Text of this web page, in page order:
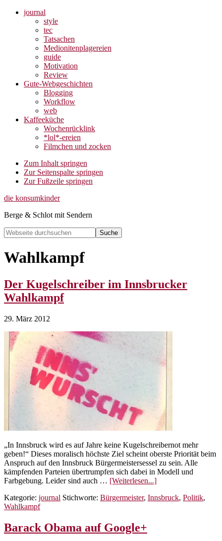
journal
style
tec
Tatsachen
Medionitenplagereien
guide
Motivation
Review
Gute-Webgeschichten
Blogging
Workflow
web
Kaffeeküche
Wochenrücklink
*lol*-ereien
Filmchen und zocken
Zum Inhalt springen
Zur Seitenspalte springen
Zur Fußzeile springen
die konsumkinder
Berge & Schlot mit Sendern
Webseite
durchsuchen
Search
Wahlkampf
Der Kugelschreiber im Innsbrucker
Wahlkampf
29. März 2012
„In Innsbruck wird es auf Jahre keine Kugelschreibernot mehr
geben!“ Dieses moralisch höchste Ziel scheint oberste Priorität beim
Anspruch auf den Innsbruck Bürgermeistersessel zu sein. Alle
kämpfenden Parteien übertrumpfen sich dabei in Modell und
Farbgebung. Leider sind auch … [Weiterlesen...]ÜberDer
im
Kategorie: journal Stichworte: Bürgermeister, Innsbruck, Politik,
Wahlkampf
Barack Obama auf Google+